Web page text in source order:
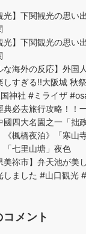
光】下関観光の思い
光】下関観光の思い
な海外の反応】外国
しすぎる!!大阪城 秋
神社 #ミライザ
典必去旅行攻略！！
國四大名園之一「拙
《楓橋夜泊》「寒山
「七里山塘」夜色
美祢市】弁天池が美
しました #山口観光
メント